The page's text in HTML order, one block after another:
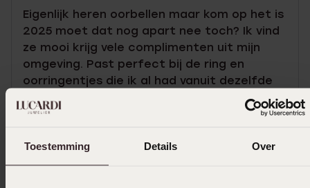
Toestemming Details Over
Eigenlijk heren oorbellen maar kom op het is
2025 moet dat nog apart nee toch? Ik vind
ze mooi krijg vele complimenten uit mijn
omgeving. Past perfect bij de ring en
oorringentjes die ik al had vanuit dezelfde